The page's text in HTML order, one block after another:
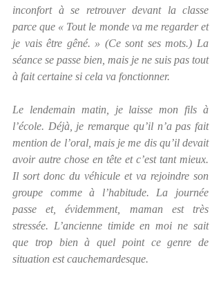
inconfort à se retrouver devant la classe
parce que « Tout le monde va me regarder et
je vais être gêné. » (Ce sont ses mots.) La
séance se passe bien, mais je ne suis pas tout
à fait certaine si cela va fonctionner.
Le lendemain matin, je laisse mon fils à
l’école. Déjà, je remarque qu’il n’a pas fait
mention de l’oral, mais je me dis qu’il devait
avoir autre chose en tête et c’est tant mieux.
Il sort donc du véhicule et va rejoindre son
groupe comme à l’habitude. La journée
passe et, évidemment, maman est très
stressée. L’ancienne timide en moi ne sait
que trop bien à quel point ce genre de
situation est cauchemardesque.